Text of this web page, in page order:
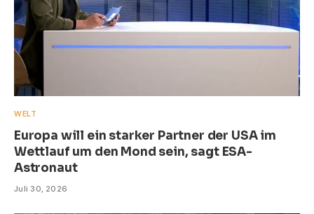
WELT
Europa will ein starker Partner der USA im
Wettlauf um den Mond sein, sagt ESA-
Astronaut
Juli 30, 2026